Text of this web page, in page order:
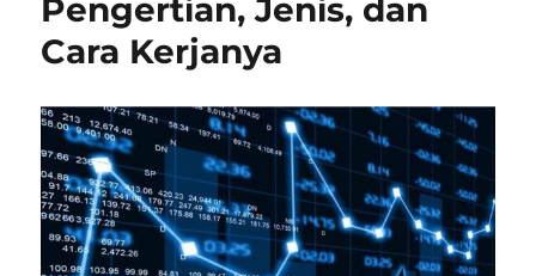
Pengertian, Jenis, dan
Cara Kerjanya